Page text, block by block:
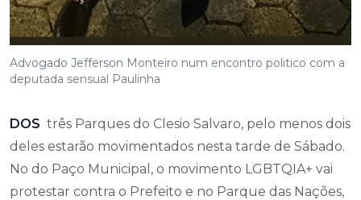
Advogado Jefferson Monteiro num encontro politico com a
deputada sensual Paulinha
DOS três Parques do Clesio Salvaro, pelo menos dois
deles estarão movimentados nesta tarde de Sábado.
No do Paço Municipal, o movimento LGBTQIA+ vai
protestar contra o Prefeito e no Parque das Nações,